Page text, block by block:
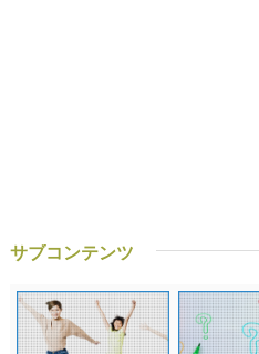
サブコンテンツ